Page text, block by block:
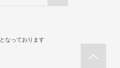
なっております